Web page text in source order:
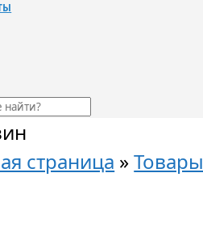
страница »Товары